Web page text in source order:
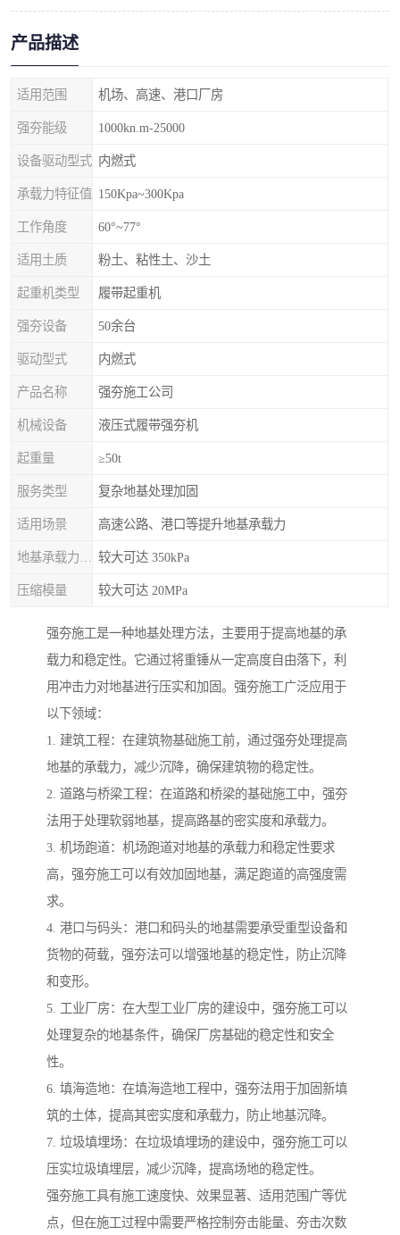
产品描述
适用范围 机场、高速、港口厂房
强夯能级 1000kn.m-25000
设备驱动型式 内燃式
承载力特征值 150Kpa~300Kpa
工作角度 60°~77°
适用土质 粉土、粘性土、沙土
起重机类型 履带起重机
强夯设备 50余台
驱动型式 内燃式
产品名称 强夯施工公司
机械设备 液压式履带强夯机
起重量 ≥50t
服务类型 复杂地基处理加固
适用场景 高速公路、港口等提升地基承载力
较大可达 350kPa
压缩模量 较大可达 20MPa
强夯施工是一种地基处理方法，主要用于提高地基的承
载力和稳定性。它通过将重锤从一定高度自由落下，利
用冲击力对地基进行压实和加固。强夯施工广泛应用于
以下领域：
1. 建筑工程：在建筑物基础施工前，通过强夯处理提高
地基的承载力，减少沉降，确保建筑物的稳定性。
2. 道路与桥梁工程：在道路和桥梁的基础施工中，强夯
法用于处理软弱地基，提高路基的密实度和承载力。
3. 机场跑道：机场跑道对地基的承载力和稳定性要求
高，强夯施工可以有效加固地基，满足跑道的高强度需
求。
4. 港口与码头：港口和码头的地基需要承受重型设备和
货物的荷载，强夯法可以增强地基的稳定性，防止沉降
和变形。
5. 工业厂房：在大型工业厂房的建设中，强夯施工可以
处理复杂的地基条件，确保厂房基础的稳定性和安全
性。
6. 填海造地：在填海造地工程中，强夯法用于加固新填
筑的土体，提高其密实度和承载力，防止地基沉降。
7. 垃圾填埋场：在垃圾填埋场的建设中，强夯施工可以
压实垃圾填埋层，减少沉降，提高场地的稳定性。
强夯施工具有施工速度快、效果显著、适用范围广等优
点，但在施工过程中需要严格控制夯击能量、夯击次数